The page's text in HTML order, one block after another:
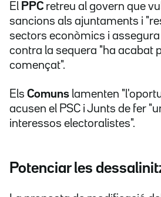
El PPC retreu al govern que
sancions als ajuntaments i
sectors econòmics i
contra la sequera "ha acabat
començat".
Els Comuns lamenten
acusen el PSC i Junts de fer
interessos electoralistes".
Potenciar les